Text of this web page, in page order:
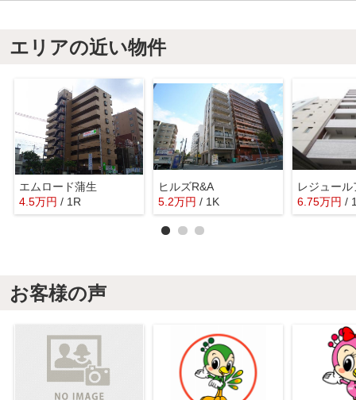
エリアの近い物件
エムロード蒲生
4.5万円 / 1R
ヒルズR&A
5.2万円 / 1K 6.75万円 /
お客様の声